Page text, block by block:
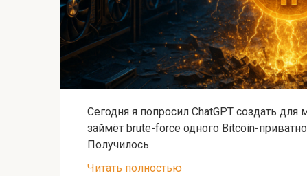
Сегодня я попросил ChatGPT создать
займёт brute-force одного Bitcoin-
Получилось
Читать полностью